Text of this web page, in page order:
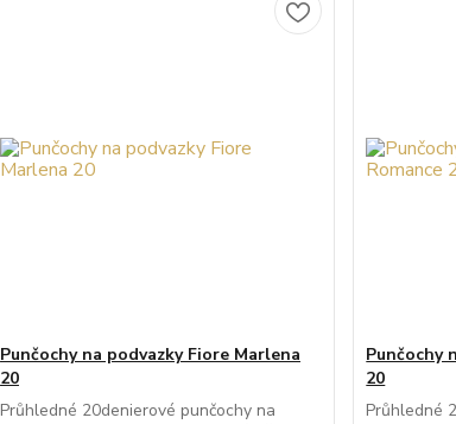
Punčochy na podvazky Fiore Marlena
20
Průhledné 20denierové punčochy na
Punčochy
20
Průhledné